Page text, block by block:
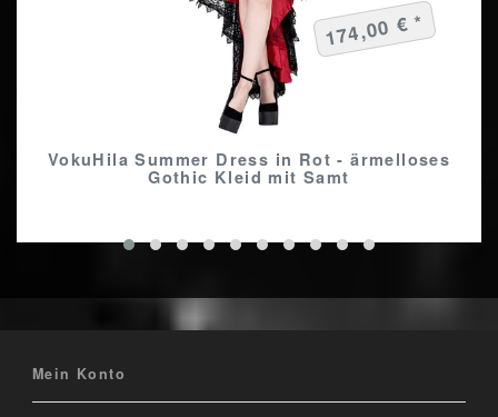
VokuHila Summer Dress in Rot - ärmelloses
Gothic Kleid mit Samt
174,00 € *
Mein Konto